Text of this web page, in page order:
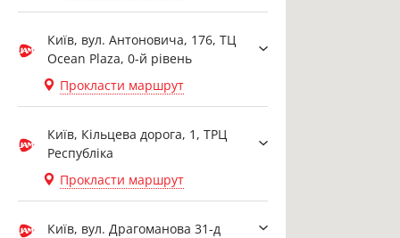
Київ, вул. Антоновича, 176, ТЦ
Ocean Plaza, 0-й рівень
Прокласти маршрут
Київ, Кільцева дорога, 1, ТРЦ
Республіка
Прокласти маршрут
Київ, вул. Драгоманова 31-д